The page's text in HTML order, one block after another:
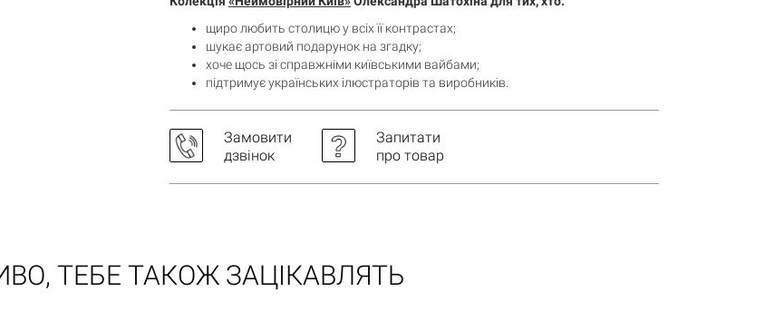
щиро любить столицю у всіх її контрастах;
шукає артовий подарунок на згадку;
хоче щось зі справжніми київськими вайбами;
підтримує українських ілюстраторів та виробників.
Замовити
дзвінок
Запитати
про товар
ТЕБЕ ТАКОЖ ЗАЦІКАВЛЯТЬ